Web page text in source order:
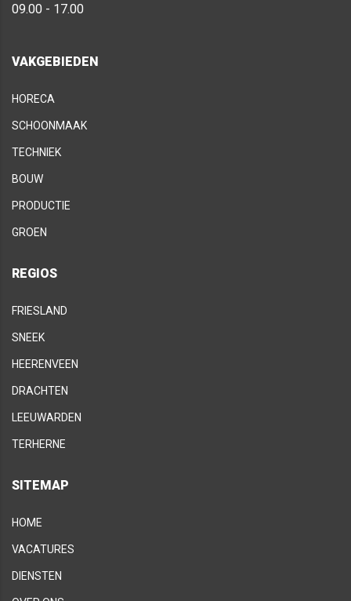
09.00 - 17.00
VAKGEBIEDEN
HORECA
SCHOONMAAK
TECHNIEK
BOUW
PRODUCTIE
GROEN
REGIOS
FRIESLAND
SNEEK
HEERENVEEN
DRACHTEN
LEEUWARDEN
TERHERNE
SITEMAP
HOME
VACATURES
DIENSTEN